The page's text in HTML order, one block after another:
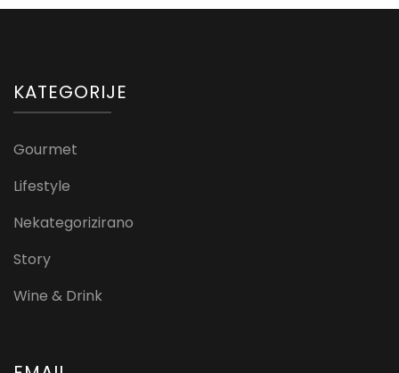
KATEGORIJE
Gourmet
Lifestyle
Nekategorizirano
Story
Wine & Drink